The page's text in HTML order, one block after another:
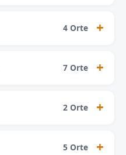
4 Orte
7 Orte
2 Orte
5 Orte